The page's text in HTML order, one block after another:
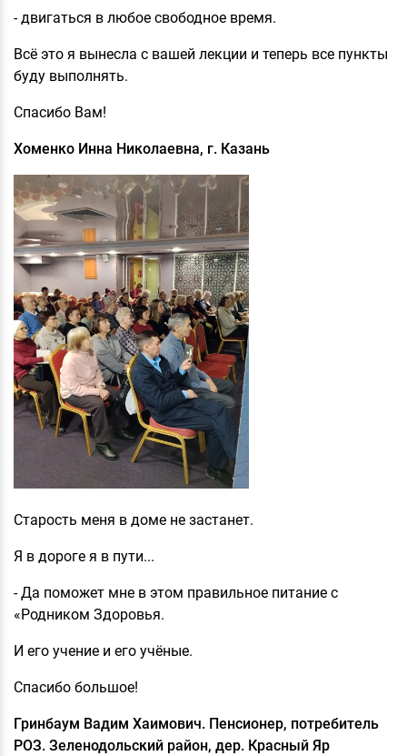
- двигаться в любое свободное время.
Всё это я вынесла с вашей лекции и теперь все пункты
буду выполнять.
Спасибо Вам!
Хоменко Инна Николаевна, г. Казань
Старость меня в доме не застанет.
Я в дороге я в пути...
- Да поможет мне в этом правильное питание с
«Родником Здоровья.
И его учение и его учёные.
Спасибо большое!
Гринбаум Вадим Хаимович. Пенсионер, потребитель
РОЗ. Зеленодольский район, дер. Красный Яр